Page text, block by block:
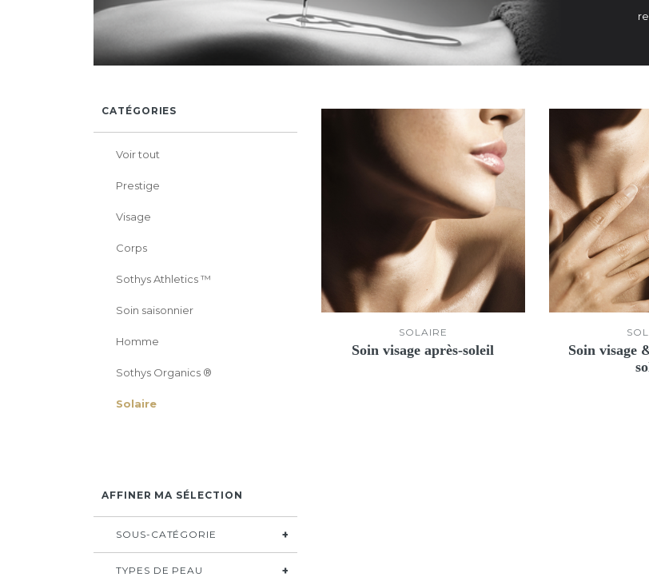
CATÉGORIES
Voir tout
Prestige
Visage
Corps
Sothys Athletics ™
Soin saisonnier
Homme
Sothys Organics ®
Solaire
AFFINER MA SÉLECTION
SOUS-CATÉGORIE
TYPES DE PEAU
SOLAIRE
Soin visage après-soleil
Soin visage